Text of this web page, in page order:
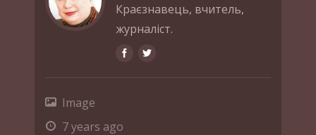
Краєзнавець, вчитель,
журналіст.
Image
7 years ago